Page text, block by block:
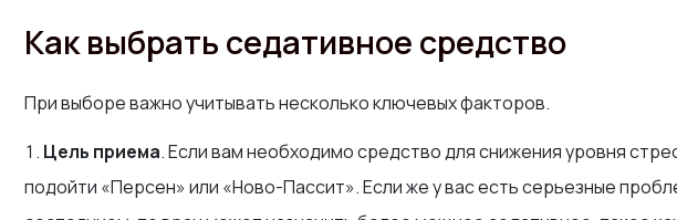
Как выбрать седативное средство
При выборе важно учитывать несколько ключевых факторов.
Цель приема. Если вам необходимо средство для снижения уровня
подойти «Персен» или «Ново-Пассит». Если же у вас есть серьезные